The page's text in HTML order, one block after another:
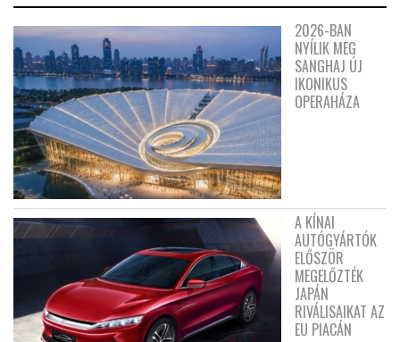
2026-BAN
NYÍLIK MEG
SANGHAJ ÚJ
IKONIKUS
OPERAHÁZA
A KÍNAI
AUTÓGYÁRTÓK
ELŐSZÖR
MEGELŐZTÉK
JAPÁN
RIVÁLISAIKAT AZ
EU PIACÁN